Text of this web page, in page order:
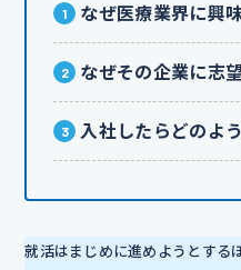
なぜ医療業界に興
なぜその企業に志
入社したらどのよ
就活はまじめに進めようとする